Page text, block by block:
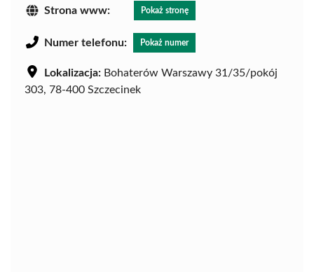
Strona www: Pokaż stronę
Numer telefonu: Pokaż numer
Lokalizacja: Bohaterów Warszawy 31/35/pokój
303, 78-400 Szczecinek